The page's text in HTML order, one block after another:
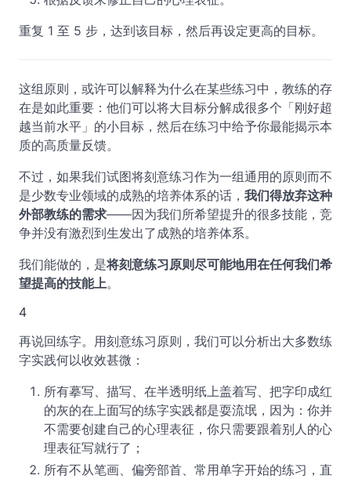
重复 1 至 5 步，达到该目标，然后再设定更高的目标。
这组原则，或许可以解释为什么在某些练习中，教练的存
在是如此重要：他们可以将大目标分解成很多个「刚好超
越当前水平」的小目标，然后在练习中给予你最能揭示本
质的高质量反馈。
不过，如果我们试图将刻意练习作为一组通用的原则而不
是少数专业领域的成熟的培养体系的话， 我们得放弃这种
外部教练的需求——因为我们所希望提升的很多技能，竞
争并没有激烈到生发出了成熟的培养体系。
我们能做的，是将刻意练习原则尽可能地用在任何我们希
望提高的技能上。
4
再说回练字。用刻意练习原则，我们可以分析出大多数练
字实践何以收效甚微：
所有摹写、描写、在半透明纸上盖着写、把字印成红
的灰的在上面写的练字实践都是耍流氓，因为：你并
不需要创建自己的心理表征，你只需要跟着别人的心
理表征写就行了；
所有不从笔画、偏旁部首、常用单字开始的练习，直